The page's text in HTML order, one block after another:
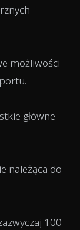
możliwości
główne
należąca do
100